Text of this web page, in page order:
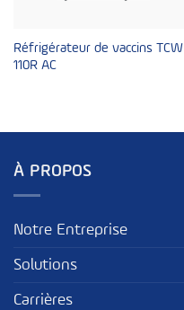
Réfrigérateur de vaccins TCW
110R AC
À PROPOS
Notre Entreprise
Solutions
Carrières